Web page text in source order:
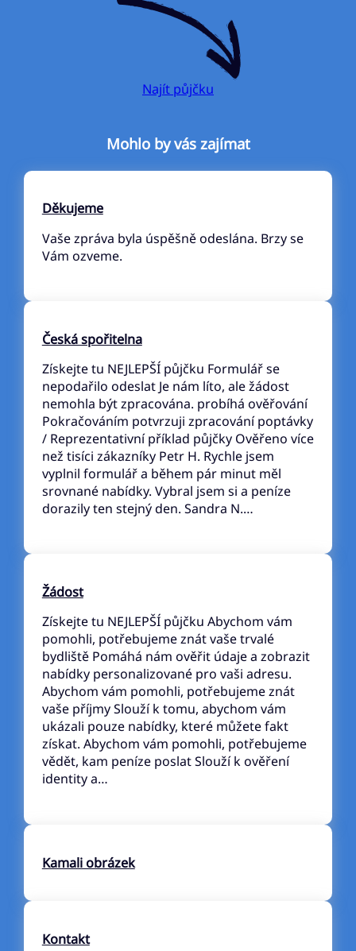
Najít půjčku
Mohlo by vás zajímat
Děkujeme
Vaše zpráva byla úspěšně odeslána. Brzy se
Vám ozveme.
Česká spořitelna
Získejte tu NEJLEPŠÍ půjčku Formulář se
nepodařilo odeslat Je nám líto, ale žádost
nemohla být zpracována. probíhá ověřování
Pokračováním potvrzuji zpracování poptávky
/ Reprezentativní příklad půjčky Ověřeno více
než tisíci zákazníky Petr H. Rychle jsem
vyplnil formulář a během pár minut měl
srovnané nabídky. Vybral jsem si a peníze
dorazily ten stejný den. Sandra N.…
Žádost
Získejte tu NEJLEPŠÍ půjčku Abychom vám
pomohli, potřebujeme znát vaše trvalé
bydliště Pomáhá nám ověřit údaje a zobrazit
nabídky personalizované pro vaši adresu.
Abychom vám pomohli, potřebujeme znát
vaše příjmy Slouží k tomu, abychom vám
ukázali pouze nabídky, které můžete fakt
získat. Abychom vám pomohli, potřebujeme
vědět, kam peníze poslat Slouží k ověření
identity a…
Kamali obrázek
Kontakt